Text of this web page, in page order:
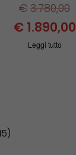
€ 3.780,00
€ 1.890,00
Leggi tutto